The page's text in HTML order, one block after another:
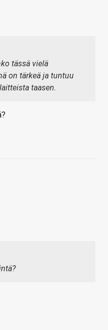
tässä vielä
on tärkeä ja tuntuu
taasen.